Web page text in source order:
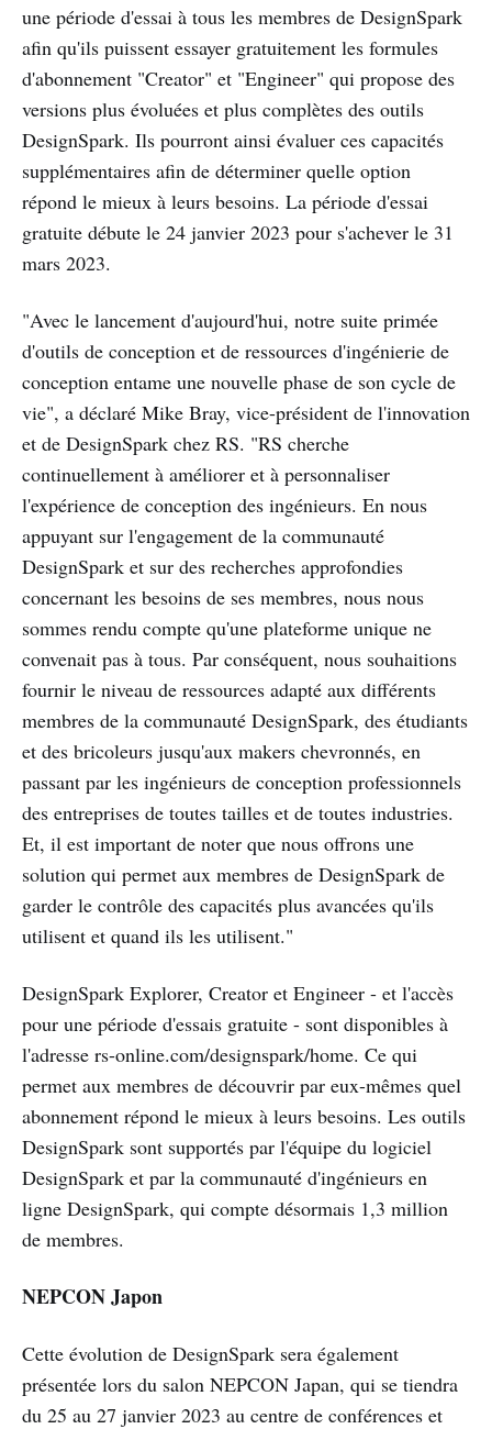
une période d'essai à tous les membres de DesignSpark
afin qu'ils puissent essayer gratuitement les formules
d'abonnement "Creator" et "Engineer" qui propose des
versions plus évoluées et plus complètes des outils
DesignSpark. Ils pourront ainsi évaluer ces capacités
supplémentaires afin de déterminer quelle option
répond le mieux à leurs besoins. La période d'essai
gratuite débute le 24 janvier 2023 pour s'achever le 31
mars 2023.
"Avec le lancement d'aujourd'hui, notre suite primée
d'outils de conception et de ressources d'ingénierie de
conception entame une nouvelle phase de son cycle de
vie", a déclaré Mike Bray, vice-président de l'innovation
et de DesignSpark chez RS. "RS cherche
continuellement à améliorer et à personnaliser
l'expérience de conception des ingénieurs. En nous
appuyant sur l'engagement de la communauté
DesignSpark et sur des recherches approfondies
concernant les besoins de ses membres, nous nous
sommes rendu compte qu'une plateforme unique ne
convenait pas à tous. Par conséquent, nous souhaitions
fournir le niveau de ressources adapté aux différents
membres de la communauté DesignSpark, des étudiants
et des bricoleurs jusqu'aux makers chevronnés, en
passant par les ingénieurs de conception professionnels
des entreprises de toutes tailles et de toutes industries.
Et, il est important de noter que nous offrons une
solution qui permet aux membres de DesignSpark de
garder le contrôle des capacités plus avancées qu'ils
utilisent et quand ils les utilisent."
DesignSpark Explorer, Creator et Engineer - et l'accès
pour une période d'essais gratuite - sont disponibles à
l'adresse rs-online.com/designspark/home. Ce qui
permet aux membres de découvrir par eux-mêmes quel
abonnement répond le mieux à leurs besoins. Les outils
DesignSpark sont supportés par l'équipe du logiciel
DesignSpark et par la communauté d'ingénieurs en
ligne DesignSpark, qui compte désormais 1,3 million
de membres.
NEPCON Japon
Cette évolution de DesignSpark sera également
présentée lors du salon NEPCON Japan, qui se tiendra
du 25 au 27 janvier 2023 au centre de conférences et